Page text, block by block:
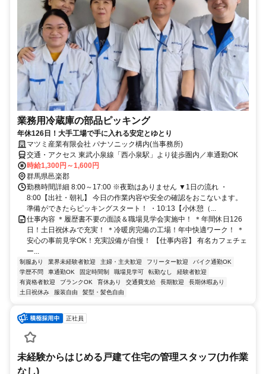
業務用冷蔵庫の部品ピッキング
年休126日！大手工場で手に入れる安定とゆとり
マツミ産業有限会社 パナソニック構内(当事務所)
交通・アクセス 東武小泉線「西小泉駅」より徒歩圏内／車通勤OK
時給1,300円～1,600円
群馬県邑楽郡
勤務時間詳細 8:00～17:00 ※夜勤はありません ▼1日の流れ ・
8:00【出社・朝礼】 今日の作業内容や安全の確認をおこないます。
準備ができたらピッキングスタート！ ・10:13【小休憩（...
仕事内容 ＊履歴書不要の面談＆職場見学会実施中！ ＊年間休日126
日！土日祝休みで充実！ ＊冷暖房完備の工場！年中快適ワーク！ ＊
安心の事前見学OK！充実設備が自慢！ 【仕事内容】 有名カフェチェ
ー...
制服あり 業界未経験者歓迎 主婦・主夫歓迎 フリーター歓迎
バイク通勤OK
学歴不問
車通勤OK 固定時間制 職場見学可 転勤なし
経験者歓迎
有資格者歓迎
ブランクOK 育休あり 交通費支給 長期歓迎
長期休暇あり
土日祝休み
服装自由 髪型・髪色自由
正社員
未経験からはじめる戸建て住宅の管理スタッフ(力作業
なし)